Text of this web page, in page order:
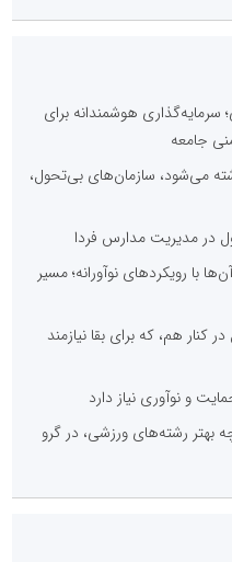
هوشمندانه برای
جامعه
می‌شود، سازمان‌های بی‌تحول،
در مدیریت مدارس فردا
با رویکردهای نوآورانه؛ مسیر
هم، که برای بقا نیازمند
و نوآوری نیاز دارد
رشته‌های ورزشی، در گرو